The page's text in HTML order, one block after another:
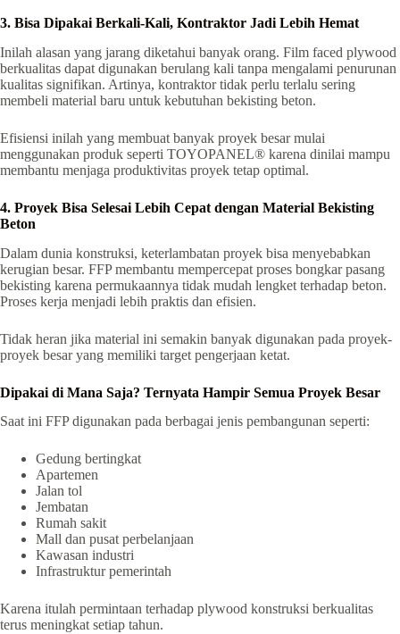
3. Bisa Dipakai Berkali-Kali, Kontraktor Jadi Lebih Hemat
Inilah alasan yang jarang diketahui banyak orang. Film faced plywood
berkualitas dapat digunakan berulang kali tanpa mengalami penurunan
kualitas signifikan. Artinya, kontraktor tidak perlu terlalu sering
membeli material baru untuk kebutuhan bekisting beton.
Efisiensi inilah yang membuat banyak proyek besar mulai
menggunakan produk seperti TOYOPANEL® karena dinilai mampu
membantu menjaga produktivitas proyek tetap optimal.
4. Proyek Bisa Selesai Lebih Cepat dengan Material Bekisting
Beton
Dalam dunia konstruksi, keterlambatan proyek bisa menyebabkan
kerugian besar. FFP membantu mempercepat proses bongkar pasang
bekisting karena permukaannya tidak mudah lengket terhadap beton.
Proses kerja menjadi lebih praktis dan efisien.
Tidak heran jika material ini semakin banyak digunakan pada proyek-
proyek besar yang memiliki target pengerjaan ketat.
Dipakai di Mana Saja? Ternyata Hampir Semua Proyek Besar
Saat ini FFP digunakan pada berbagai jenis pembangunan seperti:
Gedung bertingkat
Apartemen
Jalan tol
Jembatan
Rumah sakit
Mall dan pusat perbelanjaan
Kawasan industri
Infrastruktur pemerintah
Karena itulah permintaan terhadap plywood konstruksi berkualitas
terus meningkat setiap tahun.